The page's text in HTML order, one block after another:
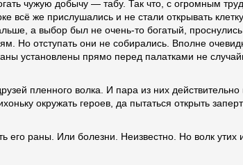
чужую добычу — табу. Так что, с огромным
всё же прислушались и не стали открывать
а выбор был не очень-то богатый, проснулись
Но отступать они не собирались. Вполне
установлены прямо перед палатками не
пленного волка. И пара из них
окружать героев, да пытаться открыть
раны. Или болезни. Неизвестно. Но волк утих